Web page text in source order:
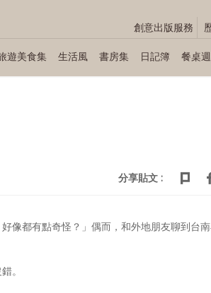
創意出版服務
遊美食集 生活風 書房集 日記簿 餐桌
分享貼文 :
好像都有點奇怪？」偶而，和外地朋友聊到台
。